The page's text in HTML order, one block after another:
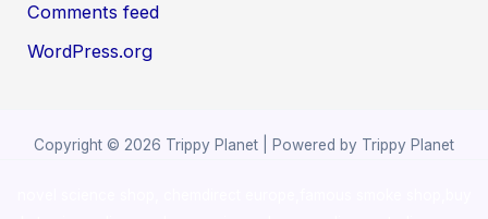
Comments feed
WordPress.org
Copyright © 2026 Trippy Planet | Powered by Trippy Planet